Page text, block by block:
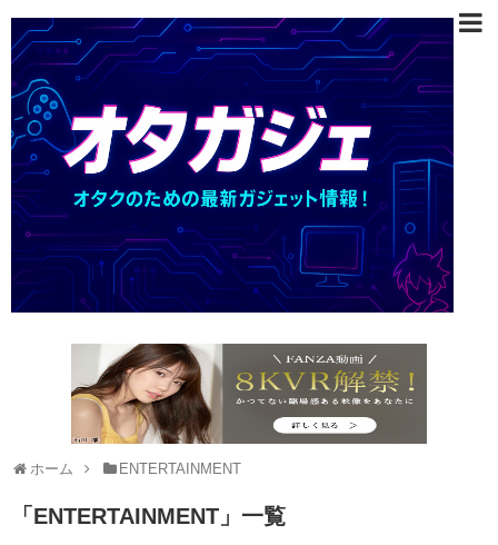
ホーム ENTERTAINMENT
「 ENTERTAINMENT 」 一覧